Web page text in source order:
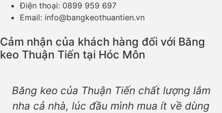
Điện thoại: 0899 959 697
Email: info@bangkeothuantien.vn
Cảm nhận của khách hàng đối với Băng
keo Thuận Tiến tại Hóc Môn
Băng keo của Thuận Tiến chất lượng lắm
nha cả nhà, lúc đầu mình mua ít về dùng